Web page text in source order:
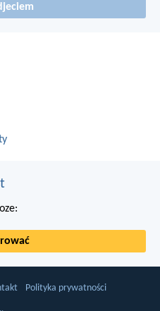
Polityka prywatności